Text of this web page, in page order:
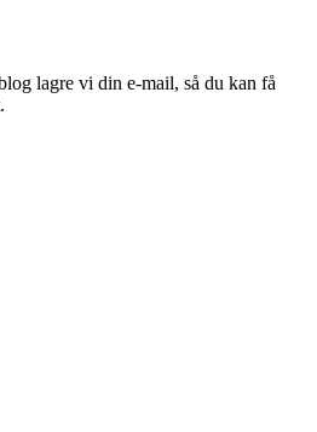
lagre vi din e-mail, så du kan få